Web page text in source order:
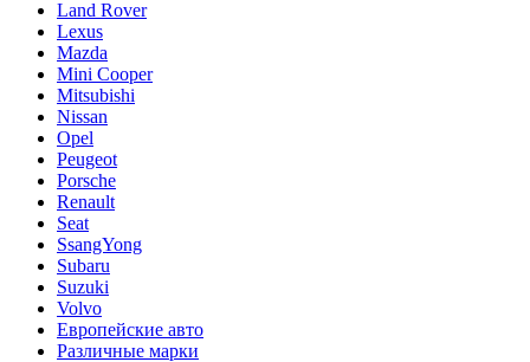
Land Rover
Lexus
Mazda
Mini Cooper
Mitsubishi
Nissan
Opel
Peugeot
Porsche
Renault
Seat
SsangYong
Subaru
Suzuki
Volvo
Европейские авто
Различные марки